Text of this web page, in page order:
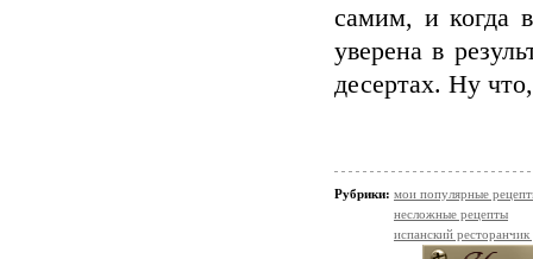
самим, и когда
уверена в
десертах. Ну
Рубрики: мои популярные
несложные рецепты
испанский